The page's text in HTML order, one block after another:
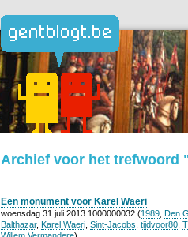
Archief voor het trefwoord
Een monument voor Karel Waeri
woensdag 31 juli 2013 1000000032 (1989 Den
Balthazar, Karel Waeri Sint-Jacobs tijdvoor80